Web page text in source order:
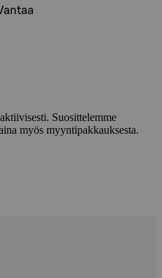
Suosittelemme
myös myyntipakkauksesta.